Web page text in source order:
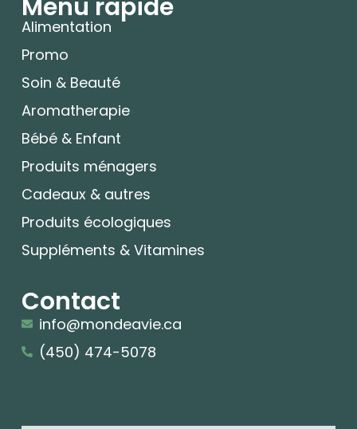
Menu rapide
Alimentation
Promo
Soin & Beauté
Aromatherapie
Bébé & Enfant
Produits ménagers
Cadeaux & autres
Produits écologiques
Suppléments & Vitamines
Contact
info@mondeavie.ca
(450) 474-5078